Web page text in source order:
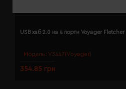
Модель: V3447(Voyager)
USB хаб 2.0 на 4 порти Voyager
354.85 грн